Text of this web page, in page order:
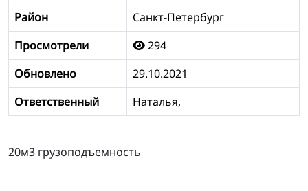
Район
Санкт-Петербург
Просмотрели
294
Обновлено
29.10.2021
Ответственный
Наталья,
20м3 грузоподъемность